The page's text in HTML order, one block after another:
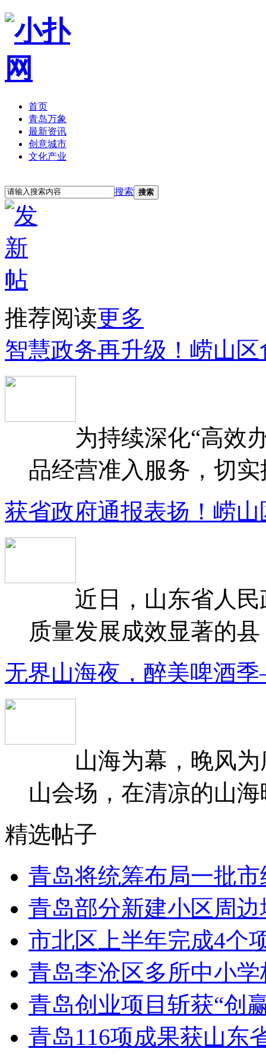
首页
青岛万象
最新资讯
创意城市
文化产业
搜索 搜索
推荐阅读更多
智慧政务再升级！崂山
为持续深化“高效办
品经营准入服务，切
获省政府通报表扬！崂
近日，山东省人民
质量发展成效显著的
无界山海夜，醉美啤酒
山海为幕，晚风为
山会场，在清凉的山
精选帖子
青岛将统筹布局一批市
青岛部分新建小区周
市北区上半年完成4个
青岛李沧区多所中小
青岛创业项目斩获“创
青岛116项成果获山东